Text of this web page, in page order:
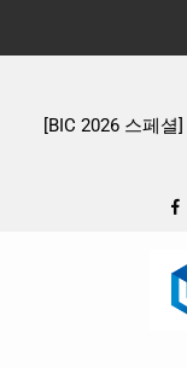
판타지 케이팝 애